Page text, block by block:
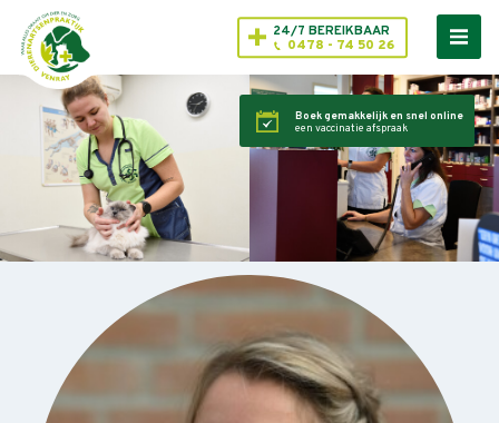
24/7 BEREIKBAAR
0478 - 74 50 26
Boek gemakkelijk en snel online
een vaccinatie afspraak